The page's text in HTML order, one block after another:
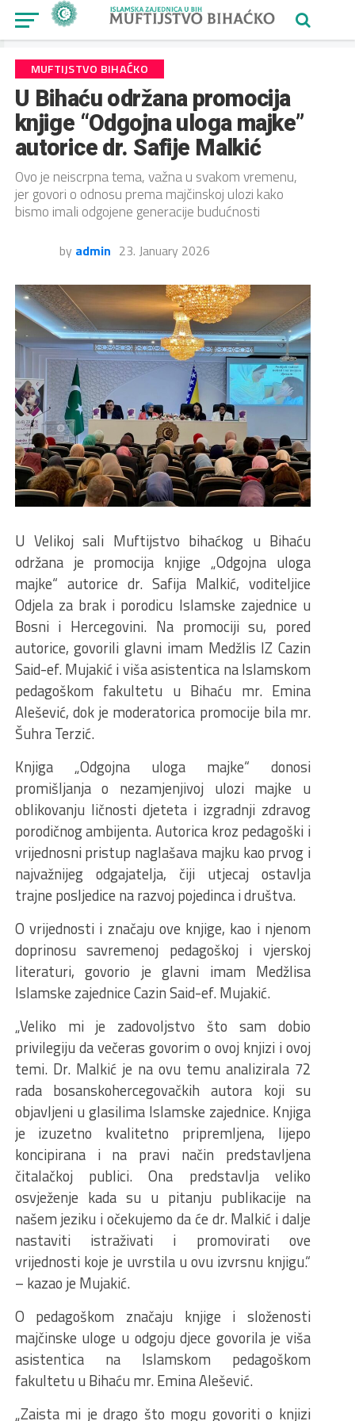
MUFTIJSTVO BIHAĆKO
U Bihaću održana promocija
knjige “Odgojna uloga majke”
autorice dr. Safije Malkić
Ovo je neiscrpna tema, važna u svakom vremenu,
jer govori o odnosu prema majčinskoj ulozi kako
bismo imali odgojene generacije budućnosti
by admin 23. January 2026
U Velikoj sali Muftijstvo bihaćkog u Bihaću
održana je promocija knjige „Odgojna uloga
majke“ autorice dr. Safija Malkić, voditeljice
Odjela za brak i porodicu Islamske zajednice u
Bosni i Hercegovini. Na promociji su, pored
autorice, govorili glavni imam Medžlis IZ Cazin
Said-ef. Mujakić i viša asistentica na Islamskom
pedagoškom fakultetu u Bihaću mr. Emina
Alešević, dok je moderatorica promocije bila mr.
Šuhra Terzić.
Knjiga „Odgojna uloga majke“ donosi
promišljanja o nezamjenjivoj ulozi majke u
oblikovanju ličnosti djeteta i izgradnji zdravog
porodičnog ambijenta. Autorica kroz pedagoški i
vrijednosni pristup naglašava majku kao prvog i
najvažnijeg odgajatelja, čiji utjecaj ostavlja
trajne posljedice na razvoj pojedinca i društva.
O vrijednosti i značaju ove knjige, kao i njenom
doprinosu savremenoj pedagoškoj i vjerskoj
literaturi, govorio je glavni imam Medžlisa
Islamske zajednice Cazin Said-ef. Mujakić.
„Veliko mi je zadovoljstvo što sam dobio
privilegiju da večeras govorim o ovoj knjizi i ovoj
temi. Dr. Malkić je na ovu temu analizirala 72
rada bosanskohercegovačkih autora koji su
objavljeni u glasilima Islamske zajednice. Knjiga
je izuzetno kvalitetno pripremljena, lijepo
koncipirana i na pravi način predstavljena
čitalačkoj publici. Ona predstavlja veliko
osvježenje kada su u pitanju publikacije na
našem jeziku i očekujemo da će dr. Malkić i dalje
nastaviti istraživati i promovirati ove
vrijednosti koje je uvrstila u ovu izvrsnu knjigu.“
– kazao je Mujakić.
O pedagoškom značaju knjige i složenosti
majčinske uloge u odgoju djece govorila je viša
asistentica na Islamskom pedagoškom
fakultetu u Bihaću mr. Emina Alešević.
„Zaista mi je drago što mogu govoriti o knjizi